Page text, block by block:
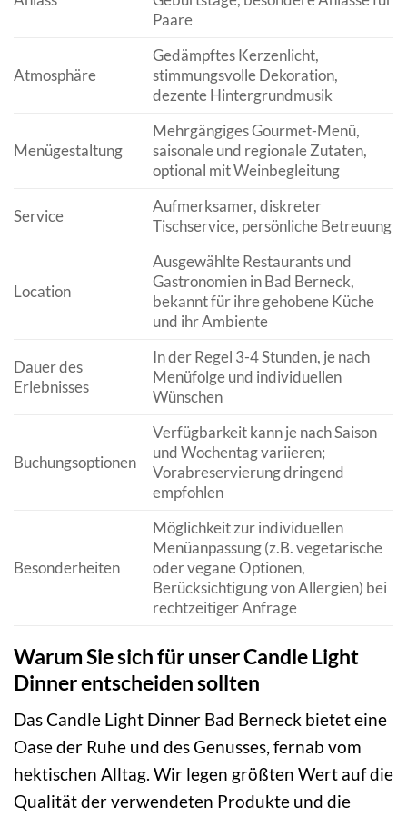
Paare
Atmosphäre
Gedämpftes Kerzenlicht,
stimmungsvolle Dekoration,
dezente Hintergrundmusik
Menügestaltung
Mehrgängiges Gourmet-Menü,
saisonale und regionale Zutaten,
optional mit Weinbegleitung
Service
Aufmerksamer, diskreter
Tischservice, persönliche Betreuung
Location
Ausgewählte Restaurants und
Gastronomien in Bad Berneck,
bekannt für ihre gehobene Küche
und ihr Ambiente
Dauer des
Erlebnisses
In der Regel 3-4 Stunden, je nach
Menüfolge und individuellen
Wünschen
Buchungsoptionen
Verfügbarkeit kann je nach Saison
und Wochentag variieren;
Vorabreservierung dringend
empfohlen
Besonderheiten
Möglichkeit zur individuellen
Menüanpassung (z.B. vegetarische
oder vegane Optionen,
Berücksichtigung von Allergien) bei
rechtzeitiger Anfrage
Warum Sie sich für unser Candle Light
Dinner entscheiden sollten
Das Candle Light Dinner Bad Berneck bietet eine
Oase der Ruhe und des Genusses, fernab vom
hektischen Alltag. Wir legen größten Wert auf die
Qualität der verwendeten Produkte und die